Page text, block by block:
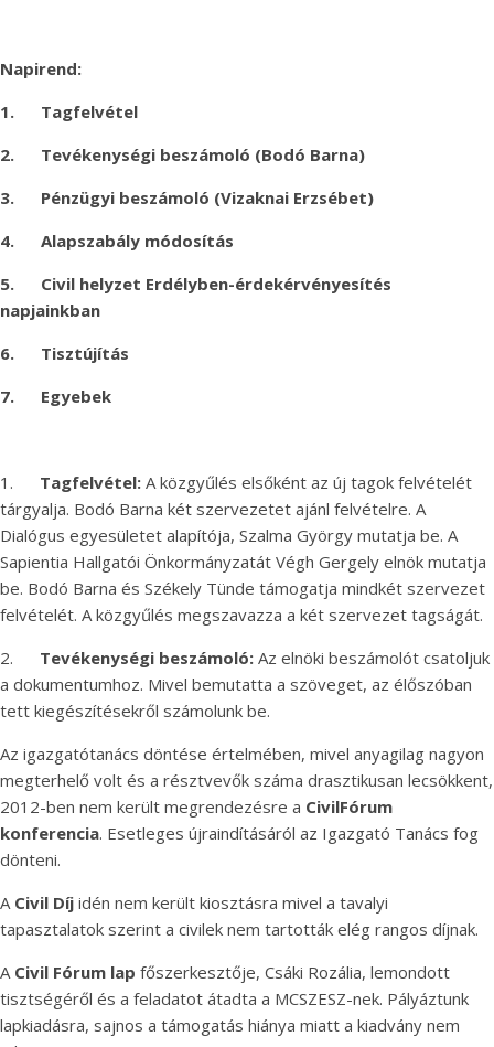
Napirend:
1. Tagfelvétel
2. Tevékenységi beszámoló (Bodó Barna)
3. Pénzügyi beszámoló (Vizaknai Erzsébet)
4. Alapszabály módosítás
5. Civil helyzet Erdélyben-érdekérvényesítés
napjainkban
6. Tisztújítás
7. Egyebek
1. Tagfelvétel: A közgyűlés elsőként az új tagok felvételét
tárgyalja. Bodó Barna két szervezetet ajánl felvételre. A
Dialógus egyesületet alapítója, Szalma György mutatja be. A
Sapientia Hallgatói Önkormányzatát Végh Gergely elnök mutatja
be. Bodó Barna és Székely Tünde támogatja mindkét szervezet
felvételét. A közgyűlés megszavazza a két szervezet tagságát.
2. Tevékenységi beszámoló: Az elnöki beszámolót csatoljuk
a dokumentumhoz. Mivel bemutatta a szöveget, az élőszóban
tett kiegészítésekről számolunk be.
Az igazgatótanács döntése értelmében, mivel anyagilag nagyon
megterhelő volt és a résztvevők száma drasztikusan lecsökkent,
2012-ben nem került megrendezésre a CivilFórum
konferencia. Esetleges újraindításáról az Igazgató Tanács fog
dönteni.
A Civil Díj idén nem került kiosztásra mivel a tavalyi
tapasztalatok szerint a civilek nem tartották elég rangos díjnak.
A Civil Fórum lap főszerkesztője, Csáki Rozália, lemondott
tisztségéről és a feladatot átadta a MCSZESZ-nek. Pályáztunk
lapkiadásra, sajnos a támogatás hiánya miatt a kiadvány nem